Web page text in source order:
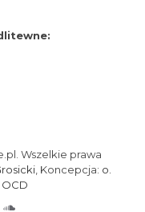
Wszelkie prawa
, Koncepcja: o.